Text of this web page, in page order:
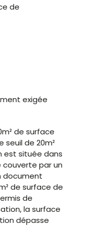
de
exigée
de surface
seuil de 20m²
est située dans
couverte par un
document
de surface de
de
la surface
dépasse